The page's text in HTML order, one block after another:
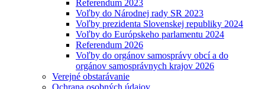
Referendum 2023
Voľby do Národnej rady SR 2023
Voľby prezidenta Slovenskej republiky 2024
Voľby do Európskeho parlamentu 2024
Referendum 2026
Voľby do orgánov samosprávy obcí a do
orgánov samosprávnych krajov 2026
Verejné obstarávanie
Ochrana osobných údajov